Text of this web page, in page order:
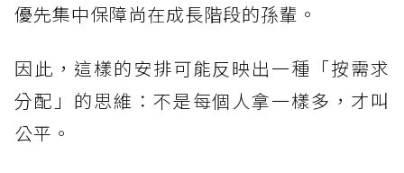
優先集中保障尚在成長階段的孫輩。
因此，這樣的安排可能反映出一種「按需求
分配」的思維：不是每個人拿一樣多，才叫
公平。